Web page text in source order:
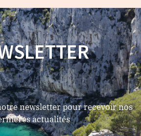
newsletter pour recevoir nos
actualités